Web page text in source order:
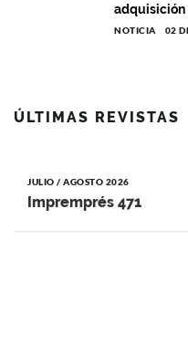
adquisición
NOTICIA 02
ÚLTIMAS REVISTAS
JULIO / AGOSTO 2026
Impremprés 471